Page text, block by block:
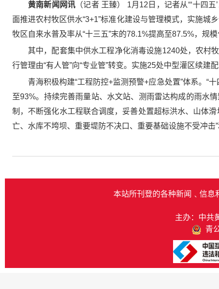
黄南新闻网讯 （记者 王臻） 1月12日，记者从“‘十四
面推进农村牧区供水“3+1”标准化建设与管理模式，实施
牧区自来水普及率从“十三五”末的78.1%提高至87.5%，规
其中，配套集中供水工程净化消毒设施1240处，农村
行管理由“有人管”向“专业管”转变。实施25处中型灌区续
青海积极构建“工程防控+监测预警+应急处置”体系。“
至93%。持续完善雨量站、水文站、测雨雷达构成的雨水
制，不断强化水工程联合调度，妥善处置超标洪水、山体
亡、水库不垮坝、重要堤防不决口、重要基础设施不受冲击
本站所刊登的各种新闻﹑信息
主办：中共
青